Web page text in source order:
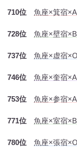
710位 魚座×箕宿
728位 魚座×壁宿
737位 魚座×虚宿
746位 魚座×奎宿
753位 魚座×参宿
771位 魚座×室宿
780位 魚座×張宿